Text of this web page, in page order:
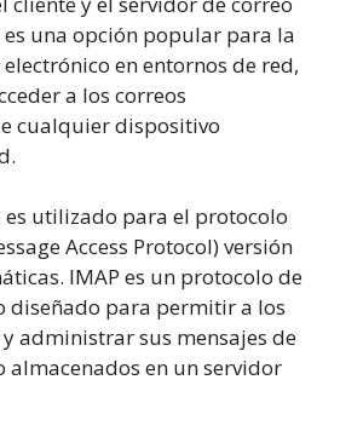
es una opción popular para la
en entornos de red,
a los correos
cualquier dispositivo
utilizado para el protocolo
Access Protocol) versión
IMAP es un protocolo de
diseñado para permitir a los
administrar sus mensajes de
almacenados en un servidor